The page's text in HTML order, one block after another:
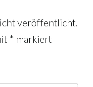
veröffentlicht.
* markiert